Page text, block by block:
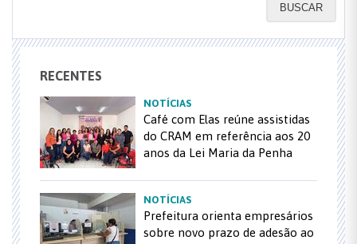
BUSCAR
RECENTES
NOTÍCIAS
Café com Elas reúne assistidas
do CRAM em referência aos 20
anos da Lei Maria da Penha
NOTÍCIAS
Prefeitura orienta empresários
sobre novo prazo de adesão ao